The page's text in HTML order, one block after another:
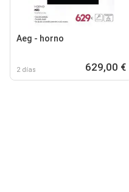
Aeg - horno
2 días 629,00 €